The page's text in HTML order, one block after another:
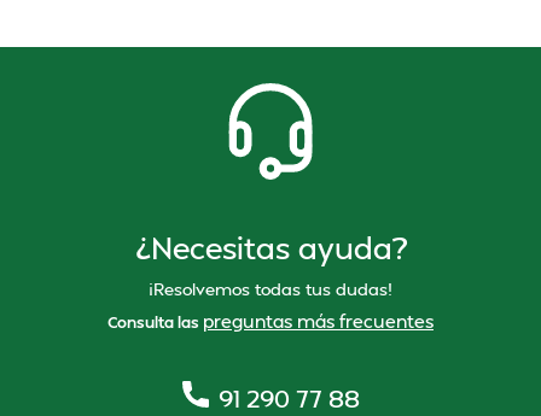
¿Necesitas ayuda?
¡Resolvemos todas tus dudas!
Consulta las preguntas más frecuentes
91 290 77 88